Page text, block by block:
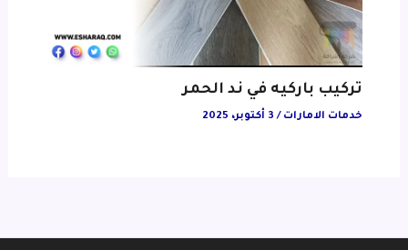
تركيب باركيه في ند الحمر
خدمات الامارات / 3 أكتوبر، 2025